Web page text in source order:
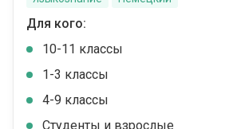
Для кого:
10-11 классы
1-3 классы
4-9 классы
Студенты и взрослые